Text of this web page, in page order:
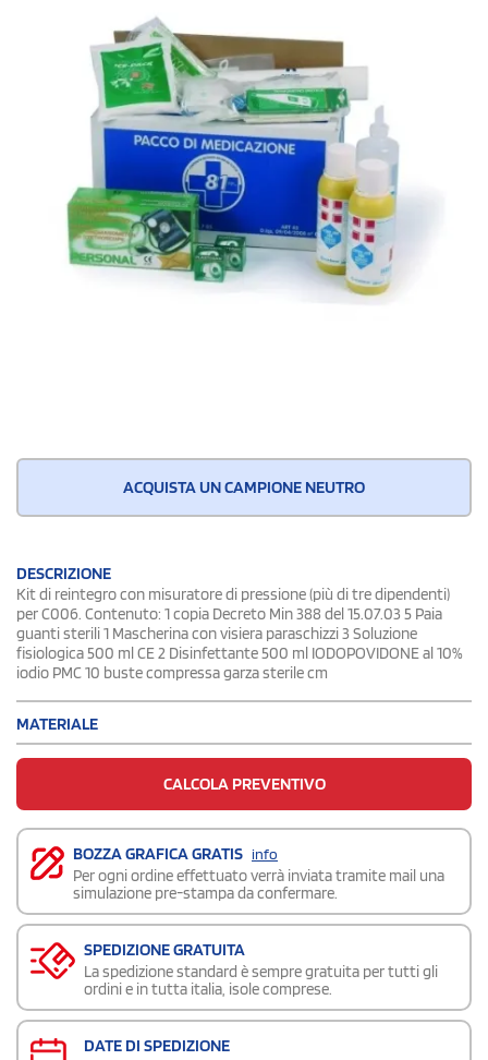
ACQUISTA UN CAMPIONE NEUTRO
DESCRIZIONE
Kit di reintegro con misuratore di pressione (più di tre dipendenti)
per C006. Contenuto: 1 copia Decreto Min 388 del 15.07.03 5 Paia
guanti sterili 1 Mascherina con visiera paraschizzi 3 Soluzione
fisiologica 500 ml CE 2 Disinfettante 500 ml IODOPOVIDONE al 10%
iodio PMC 10 buste compressa garza sterile cm
MATERIALE
CALCOLA PREVENTIVO
BOZZA GRAFICA GRATIS info
Per ogni ordine effettuato verrà inviata tramite mail una
simulazione pre-stampa da confermare.
SPEDIZIONE GRATUITA
La spedizione standard è sempre gratuita per tutti gli
ordini e in tutta italia, isole comprese.
DATE DI SPEDIZIONE